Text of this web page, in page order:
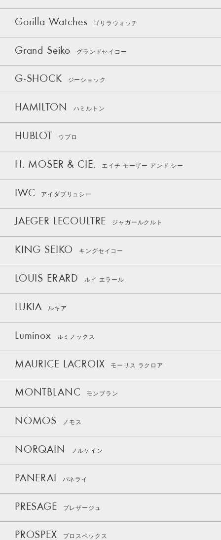
Gorilla Watches ゴリラウォッチ
Grand Seiko グランドセイコー
G-SHOCK ジーショック
HAMILTON ハミルトン
HUBLOT ウブロ
H. MOSER & CIE. エイチ モーザー アンド シー
IWC アイダブリュシー
JAEGER LECOULTRE ジャガールクルト
KING SEIKO キングセイコー
LOUIS ERARD ルイ エラール
LUKIA ルキア
Luminox ルミノックス
MAURICE LACROIX モーリス ラクロア
MONTBLANC モンブラン
NOMOS ノモス
NORQAIN ノルケイン
PANERAI パネライ
PRESAGE プレザージュ
PROSPEX プロスペックス